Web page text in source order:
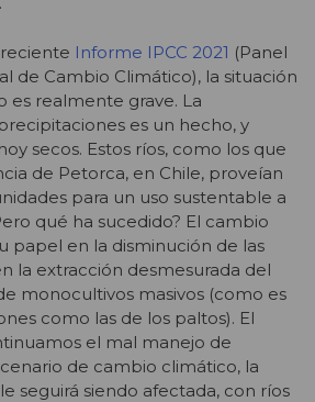
Informe IPCC 2021 (Panel
de Cambio Climático), la situación
es realmente grave. La
es un hecho, y
secos. Estos ríos, como los que
de Petorca, en Chile, proveían
para un uso sustentable a
qué ha sucedido? El cambio
papel en la disminución de las
la extracción desmesurada del
monocultivos masivos (como es
como las de los paltos). El
el mal manejo de
de cambio climático, la
seguirá siendo afectada, con ríos